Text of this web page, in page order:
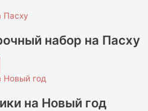
набор на Пасху
на Новый год